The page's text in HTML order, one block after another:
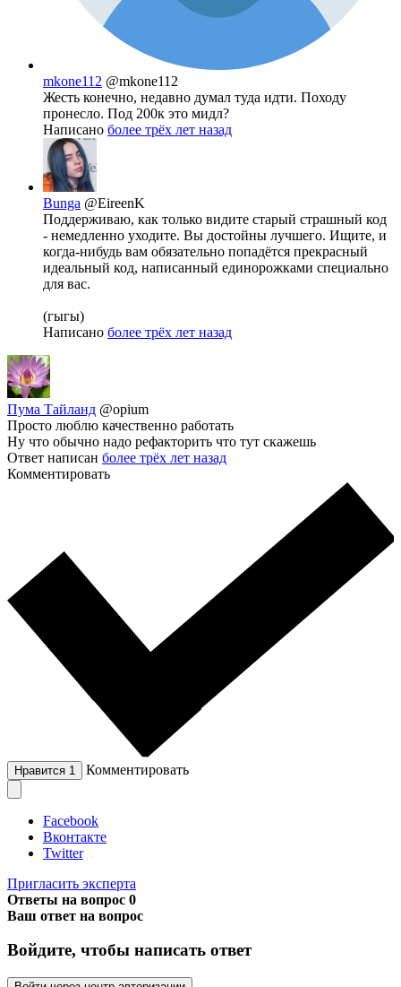
mkone112 @mkone112
Жесть конечно, недавно думал туда идти. Походу
пронесло. Под 200к это мидл?
Написано более трёх лет назад
Bunga @EireenK
Поддерживаю, как только видите старый страшный код
- немедленно уходите. Вы достойны лучшего. Ищите, и
когда-нибудь вам обязательно попадётся прекрасный
идеальный код, написанный единорожками специально
для вас.
(гыгы)
Написано более трёх лет назад
Пума Тайланд @opium
Просто люблю качественно работать
Ну что обычно надо рефакторить что тут скажешь
Ответ написан более трёх лет назад
Комментировать
Нравится 1 Комментировать
Facebook
Вконтакте
Twitter
Пригласить эксперта
Ответы на вопрос 0
Ваш ответ на вопрос
Войдите, чтобы написать ответ